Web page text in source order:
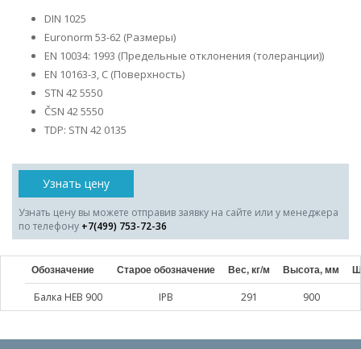
DIN 1025
Euronorm 53-62 (Размеры)
EN 10034: 1993 (Предельные отклонения (толеранции))
EN 10163-3, C (Поверхность)
STN 42 5550
ČSN 42 5550
TDP: STN 42 0135
Узнать цену
Узнать цену вы можете отправив заявку на сайте или у менеджера
по телефону +7(499) 753-72-36
Обозначение Старое обозначение Вес, кг/м Высота, мм
Балка HEB 900 IPB 291 900